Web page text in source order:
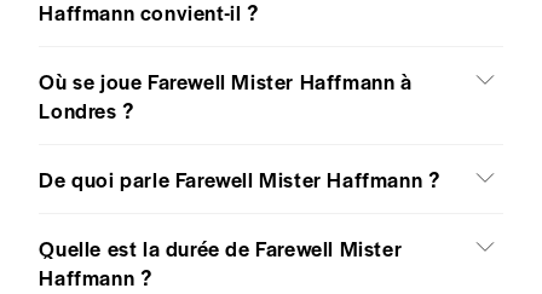
Haffmann convient-il ?
Où se joue Farewell Mister Haffmann à
Londres ?
De quoi parle Farewell Mister Haffmann ?
Quelle est la durée de Farewell Mister
Haffmann ?